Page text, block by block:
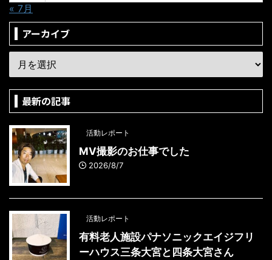
« 7月
アーカイブ
最新の記事
活動レポート
MV撮影のお仕事でした
2026/8/7
活動レポート
有料老人施設パナソニックエイジフリ
ーハウス三条大宮と四条大宮さん